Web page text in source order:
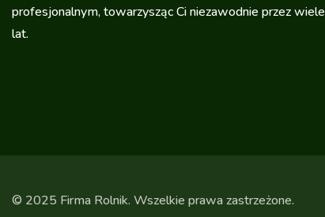
profesjonalnym, towarzysząc Ci niezawodnie przez wiele
lat.
© 2025 Firma Rolnik. Wszelkie prawa zastrzeżone.